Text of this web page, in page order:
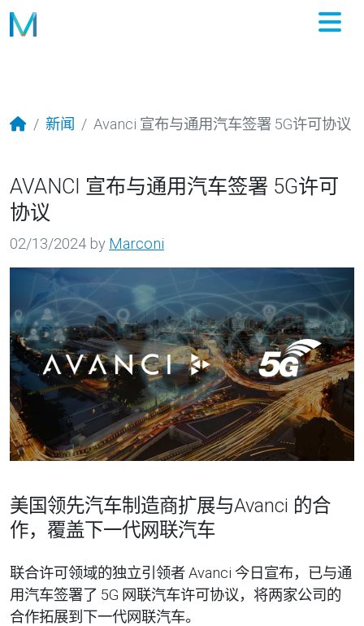
新闻 Avanci 宣布与通用汽车签署 5G许可协议
AVANCI 宣布与通用汽车签署 5G许可
协议
02/13/2024 by Marconi
美国领先汽车制造商扩展与Avanci 的合
作，覆盖下一代网联汽车
联合许可领域的独立引领者 Avanci 今日宣布，已与通
用汽车签署了 5G 网联汽车许可协议，将两家公司的
合作拓展到下一代网联汽车。